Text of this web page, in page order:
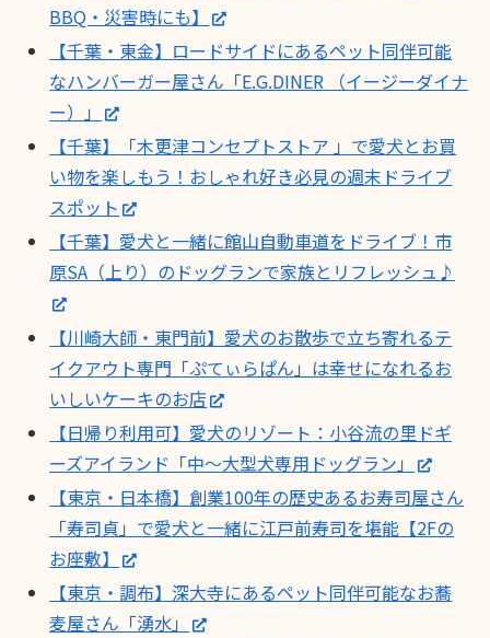
BBQ・災害時にも】
【千葉・東金】ロードサイドにあるペット同伴可能
なハンバーガー屋さん「E.G.DINER （イージーダイナ
ー）」
【千葉】「木更津コンセプトストア 」で愛犬とお買
い物を楽しもう！おしゃれ好き必見の週末ドライブ
スポット
【千葉】愛犬と一緒に館山自動車道をドライブ！市
原SA（上り）のドッグランで家族とリフレッシュ♪
【川崎大師・東門前】愛犬のお散歩で立ち寄れるテ
イクアウト専門「ぷてぃらぱん」は幸せになれるお
いしいケーキのお店
【日帰り利用可】愛犬のリゾート：小谷流の里ドギ
ーズアイランド「中～大型犬専用ドッグラン」
【東京・日本橋】創業100年の歴史あるお寿司屋さん
「寿司貞」で愛犬と一緒に江戸前寿司を堪能【2Fの
お座敷】
【東京・調布】深大寺にあるペット同伴可能なお蕎
麦屋さん「湧水」